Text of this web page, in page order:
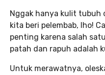
Nggak hanya kulit tubuh
kita beri pelembab, lho!
penting karena salah
patah dan rapuh adalah
Untuk merawatnya,